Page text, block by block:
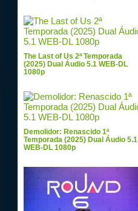
The Last of Us 2ª Temporada
(2025) Dual Áudio 5.1 WEB-DL
1080p
Demolidor: Renascido 1ª
Temporada (2025) Dual Áudio 5.1
WEB-DL 1080p